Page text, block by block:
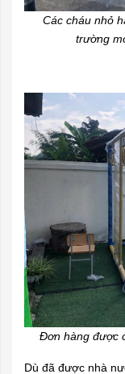
Các cháu nhỏ
trường
Đơn hàng được
Dù đã được nhà